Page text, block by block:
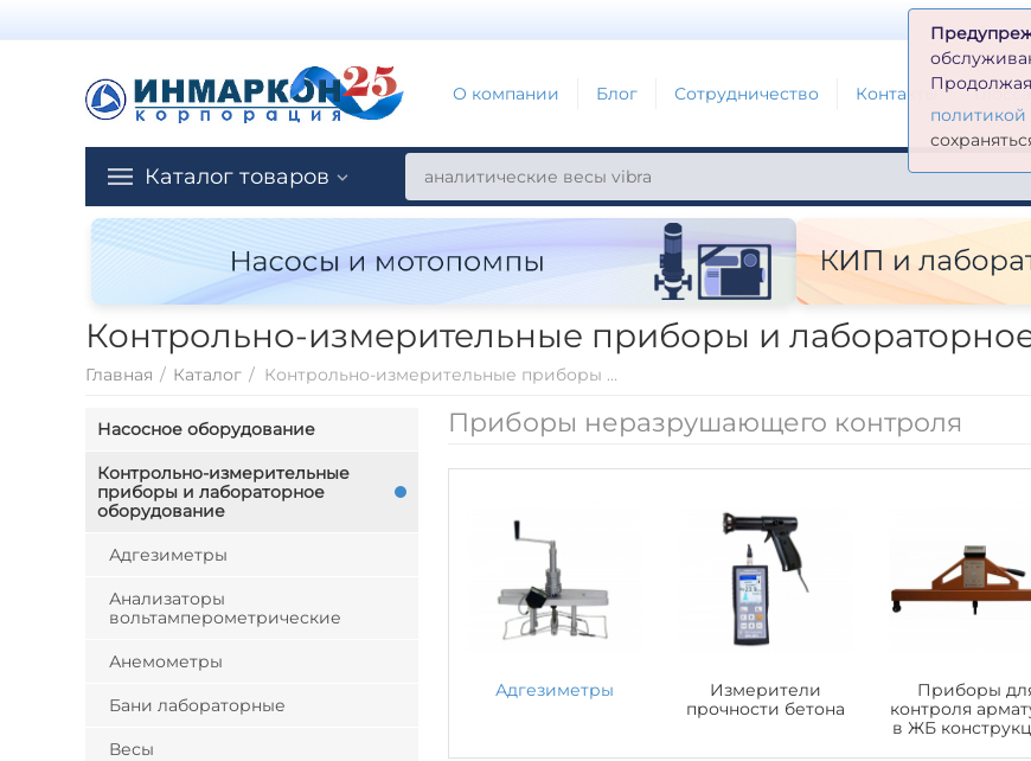
Продолжая
О компании Блог Сотрудничество Контакты
Каталог товаров
Контрольно-измерительные приборы и
Главная / Каталог / Контрольно-измерительные приборы и лабораторное оборудование
Насосное оборудование
Контрольно-измерительные
приборы и лабораторное
оборудование
Адгезиметры
Анализаторы
вольтамперометрические
Анемометры
Бани лабораторные
Весы
Приборы неразрушающего контроля
Адгезиметры
Измерители
прочности бетона
Приборы
контроля
в ЖБ